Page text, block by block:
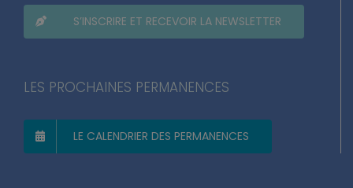
S’INSCRIRE ET RECEVOIR LA NEWSLETTER
LES PROCHAINES PERMANENCES
LE CALENDRIER DES PERMANENCES